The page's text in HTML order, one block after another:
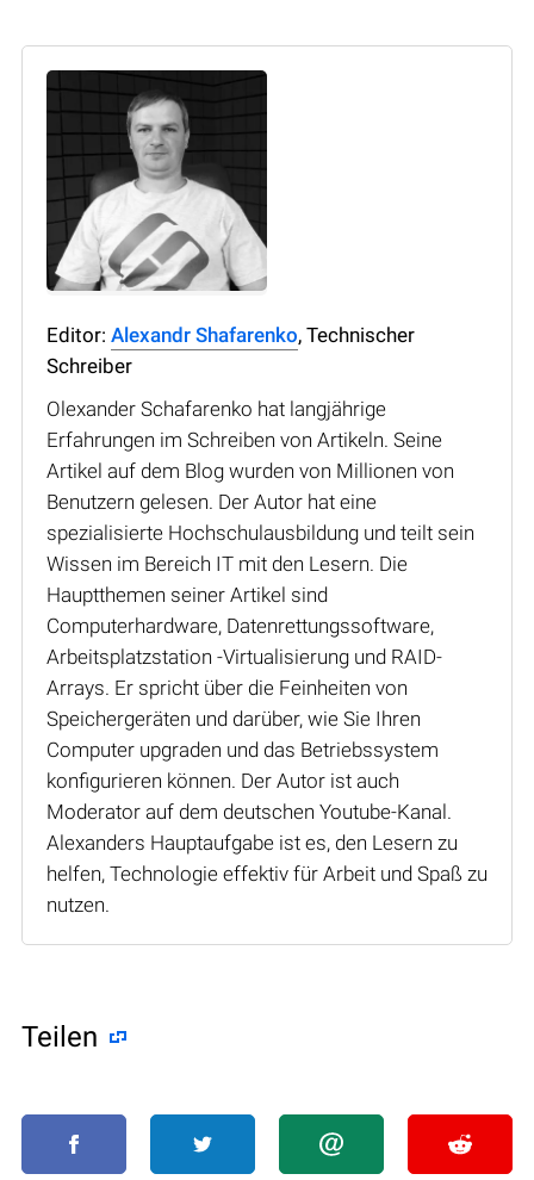
Editor: Alexandr Shafarenko, Technischer
Schreiber
Olexander Schafarenko hat langjährige
Erfahrungen im Schreiben von Artikeln. Seine
Artikel auf dem Blog wurden von Millionen von
Benutzern gelesen. Der Autor hat eine
spezialisierte Hochschulausbildung und teilt sein
Wissen im Bereich IT mit den Lesern. Die
Hauptthemen seiner Artikel sind
Computerhardware, Datenrettungssoftware,
Arbeitsplatzstation -Virtualisierung und RAID-
Arrays. Er spricht über die Feinheiten von
Speichergeräten und darüber, wie Sie Ihren
Computer upgraden und das Betriebssystem
konfigurieren können. Der Autor ist auch
Moderator auf dem deutschen Youtube-Kanal.
Alexanders Hauptaufgabe ist es, den Lesern zu
helfen, Technologie effektiv für Arbeit und Spaß zu
nutzen.
Teilen